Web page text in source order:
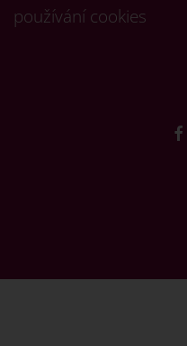
používání cookies